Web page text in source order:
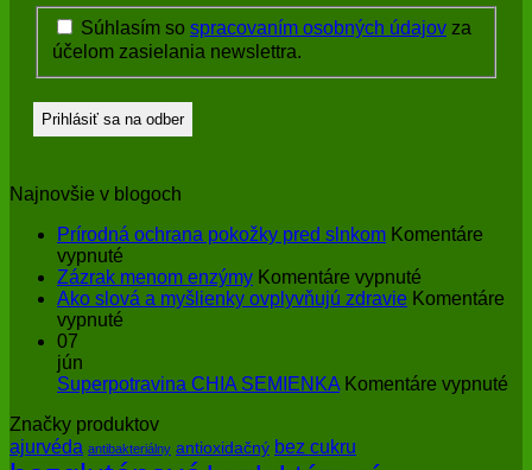
Súhlasím so spracovaním osobných údajov za
účelom zasielania newslettra.
Najnovšie v blogoch
Prírodná ochrana pokožky pred slnkom Komentáre
vypnuté
Prírodná
ochrana
Zázrak menom enzýmy Komentáre vypnuté
Zázrak
Ako slová a myšlienky ovplyvňujú zdravie Komentáre
vypnuté
a
ovplyvňujú
zdravie
07
jún
Superpotravina CHIA SEMIENKA Komentáre vypnuté
Značky produktov
ajurvéda antibakteriálny antioxidačný bez cukru